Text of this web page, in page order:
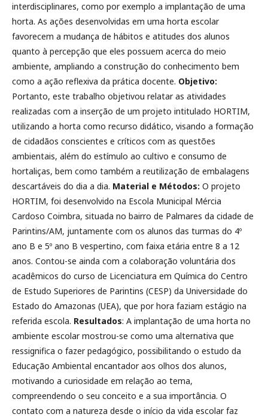
interdisciplinares, como por exemplo a implantação de uma
horta. As ações desenvolvidas em uma horta escolar
favorecem a mudança de hábitos e atitudes dos alunos
quanto à percepção que eles possuem acerca do meio
ambiente, ampliando a construção do conhecimento bem
como a ação reflexiva da prática docente. Objetivo:
Portanto, este trabalho objetivou relatar as atividades
realizadas com a inserção de um projeto intitulado HORTIM,
utilizando a horta como recurso didático, visando a formação
de cidadãos conscientes e críticos com as questões
ambientais, além do estímulo ao cultivo e consumo de
hortaliças, bem como também a reutilização de embalagens
descartáveis do dia a dia. Material e Métodos: O projeto
HORTIM, foi desenvolvido na Escola Municipal Mércia
Cardoso Coimbra, situada no bairro de Palmares da cidade de
Parintins/AM, juntamente com os alunos das turmas do 4º
ano B e 5º ano B vespertino, com faixa etária entre 8 a 12
anos. Contou-se ainda com a colaboração voluntária dos
acadêmicos do curso de Licenciatura em Química do Centro
de Estudo Superiores de Parintins (CESP) da Universidade do
Estado do Amazonas (UEA), que por hora faziam estágio na
referida escola. Resultados: A implantação de uma horta no
ambiente escolar mostrou-se como uma alternativa que
ressignifica o fazer pedagógico, possibilitando o estudo da
Educação Ambiental encantador aos olhos dos alunos,
motivando a curiosidade em relação ao tema,
compreendendo o seu conceito e a sua importância. O
contato com a natureza desde o início da vida escolar faz